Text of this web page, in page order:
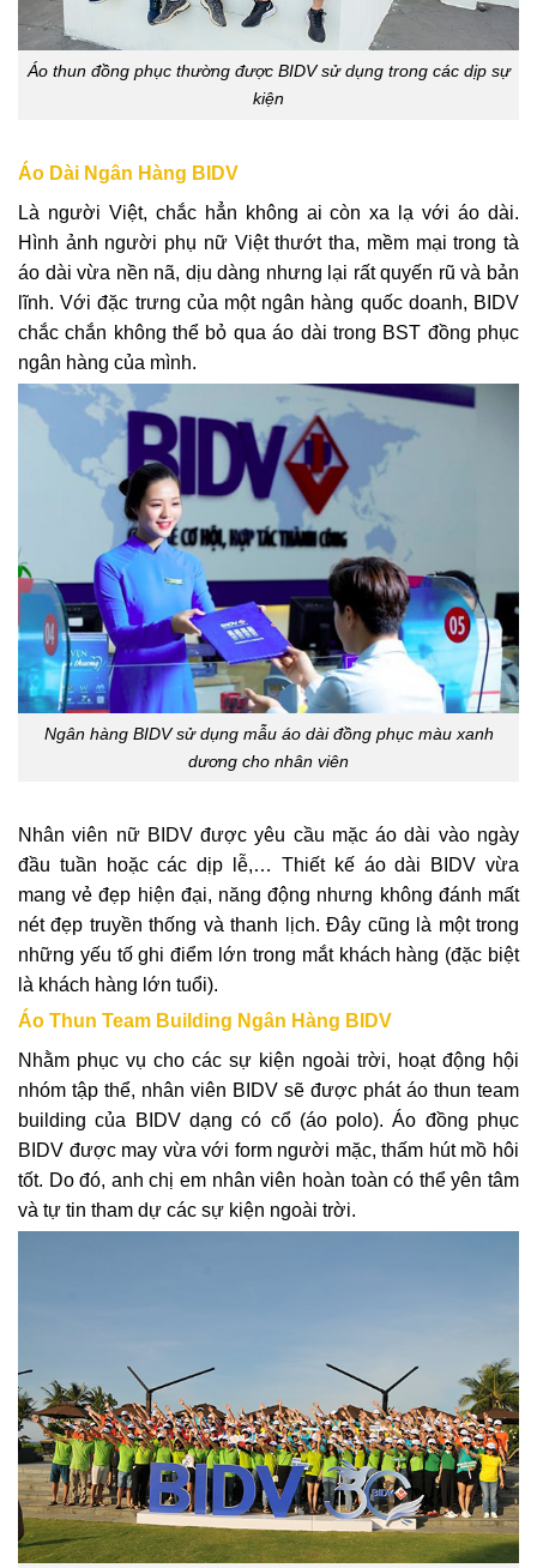
Áo thun đồng phục thường được BIDV sử dụng trong các dịp sự
kiện
Áo Dài Ngân Hàng BIDV
Là người Việt, chắc hẳn không ai còn xa lạ với áo dài.
Hình ảnh người phụ nữ Việt thướt tha, mềm mại trong tà
áo dài vừa nền nã, dịu dàng nhưng lại rất quyến rũ và bản
lĩnh. Với đặc trưng của một ngân hàng quốc doanh, BIDV
chắc chắn không thể bỏ qua áo dài trong BST đồng phục
ngân hàng của mình.
Ngân hàng BIDV sử dụng mẫu áo dài đồng phục màu xanh
dương cho nhân viên
Nhân viên nữ BIDV được yêu cầu mặc áo dài vào ngày
đầu tuần hoặc các dịp lễ,… Thiết kế áo dài BIDV vừa
mang vẻ đẹp hiện đại, năng động nhưng không đánh mất
nét đẹp truyền thống và thanh lịch. Đây cũng là một trong
những yếu tố ghi điểm lớn trong mắt khách hàng (đặc biệt
là khách hàng lớn tuổi).
Áo Thun Team Building Ngân Hàng BIDV
Nhằm phục vụ cho các sự kiện ngoài trời, hoạt động hội
nhóm tập thể, nhân viên BIDV sẽ được phát áo thun team
building của BIDV dạng có cổ (áo polo). Áo đồng phục
BIDV được may vừa với form người mặc, thấm hút mồ hôi
tốt. Do đó, anh chị em nhân viên hoàn toàn có thể yên tâm
và tự tin tham dự các sự kiện ngoài trời.